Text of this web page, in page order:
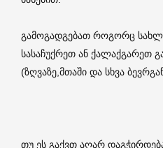
გამოგადგებათ როგორც
სასაჩუქრეთ ან ქალაქგარეთ
(ზღვაზე,მთაში და სხვა
თუ ეს გაქვთ აღარ